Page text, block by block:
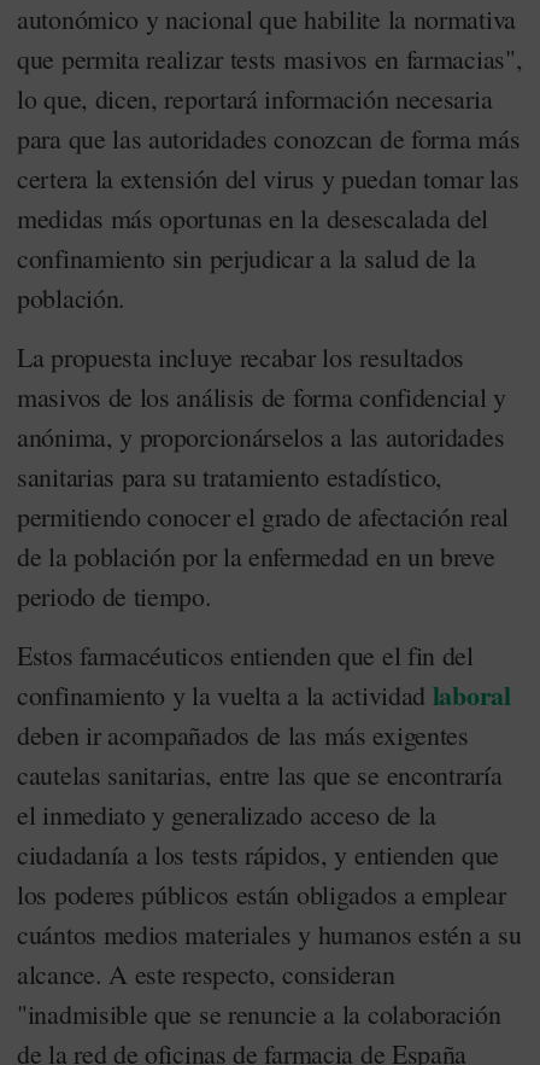
autonómico y nacional que habilite la normativa
que permita realizar tests masivos en farmacias",
lo que, dicen, reportará información necesaria
para que las autoridades conozcan de forma más
certera la extensión del virus y puedan tomar las
medidas más oportunas en la desescalada del
confinamiento sin perjudicar a la salud de la
población.
La propuesta incluye recabar los resultados
masivos de los análisis de forma confidencial y
anónima, y proporcionárselos a las autoridades
sanitarias para su tratamiento estadístico,
permitiendo conocer el grado de afectación real
de la población por la enfermedad en un breve
periodo de tiempo.
Estos farmacéuticos entienden que el fin del
confinamiento y la vuelta a la actividad laboral
deben ir acompañados de las más exigentes
cautelas sanitarias, entre las que se encontraría
el inmediato y generalizado acceso de la
ciudadanía a los tests rápidos, y entienden que
los poderes públicos están obligados a emplear
cuántos medios materiales y humanos estén a su
alcance. A este respecto, consideran
"inadmisible que se renuncie a la colaboración
de la red de oficinas de farmacia de España